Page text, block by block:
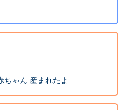
ちゃん 産まれたよ